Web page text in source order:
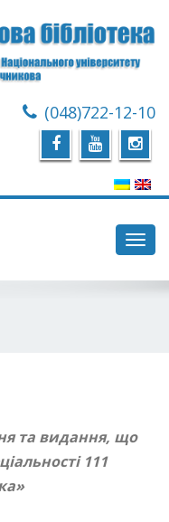
(048)722-12-10
та видання, що
111